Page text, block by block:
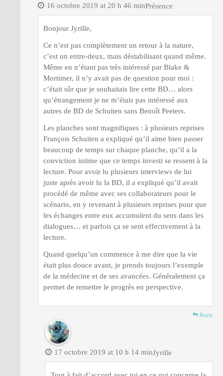
Présence
16 octobre 2019 at 20 h 46 min
Bonjour Jyrille,
Ce n’est pas complètement un retour à la nature,
c’est un entre-deux, mais déstabilisant quand même.
Même en n’étant pas très intéressé par Blake &
Mortimer, il n’y avait pas de question pour moi :
c’était sûr que je souhaitais lire cette BD… alors
qu’étrangement je ne m’étais pas intéressé aux
autres de BD de Schuiten sans Benoît Peeters.
Les planches sont magnifiques : à plusieurs reprises
François Schuiten a expliqué qu’il aime bien passer
beaucoup de temps sur chaque planche, qu’il a la
conviction intime que ce temps investi se ressent à la
lecture. Pour avoir lu plusieurs interviews de lui
juste après avoir lu la BD, il a expliqué qu’il avait
procédé de même avec ses collaborateurs pour le
scénario, en y revenant à plusieurs reprises pour que
les échanges entre eux accumulent du sens dans les
dialogues… et parfois ça se sent effectivement à la
lecture.
Quand quelqu’un commence à me dire que la vie
était plus douce avant, je prends toujours l’exemple
de la médecine et de ses avancées. Généralement ça
permet de remettre le progrès en perspective.
Reply
Jyrille
17 octobre 2019 at 10 h 14 min